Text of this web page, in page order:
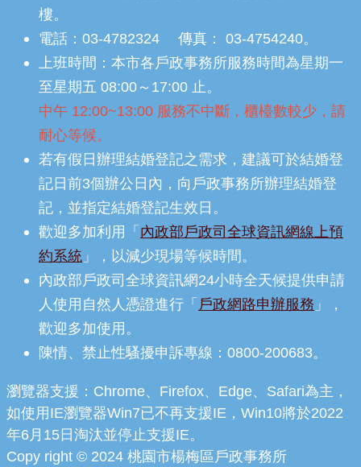
樓。
電話：03-4782324 傳真： 03-4754240。
上班時間：本市各戶政事務所服務時間為星期一
至星期五 08:00～17:00 止。
中午 12:00~13:00 服務不中斷，櫃檯數較少，請
耐心等候。
若有假日辦理結婚登記之需求，建議可於結婚登
記日前3個辦公日內，向戶政事務所辦理結婚登
記，並指定結婚登記生效日。
歡迎多加利用「 內政部戶政司全球資訊網線上預
約系統 」，以減少現場等候時間。
內政部戶政司全球資訊網24小時全天候提供申請
人使用自然人憑證進行「 戶政網路申辦服務 」，
歡迎多加使用。
陳情、禁止性騷擾申訴專線：0800-200683。
瀏覽器支援：Chrome、Firefox、Edge、Safari為主，
如使用IE瀏覽器Win7已不再支援IE，Win10將於2022
年6月15日淘汰並停止支援IE。
Copy right © 2024 桃園市楊梅區戶政事務所